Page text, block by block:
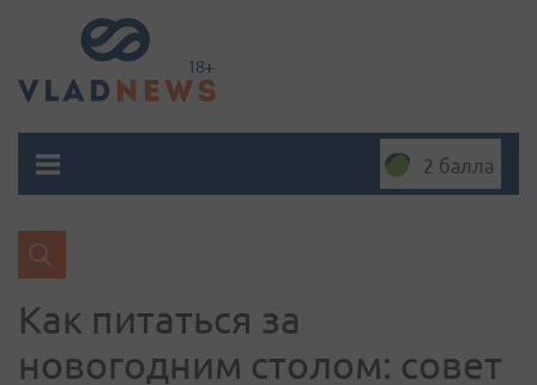
2 балла
Как питаться за
новогодним столом: совет